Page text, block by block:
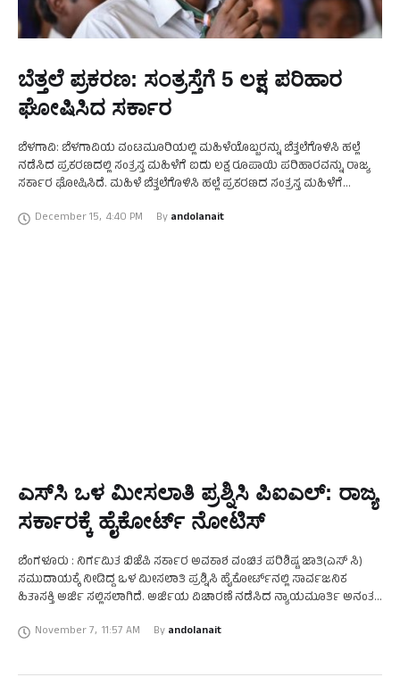
ಬೆತ್ತಲೆ ಪ್ರಕರಣ: ಸಂತ್ರಸ್ತೆಗೆ 5 ಲಕ್ಷ ಪರಿಹಾರ
ಘೋಷಿಸಿದ ಸರ್ಕಾರ
ಬೆಳಗಾವಿ: ಬೆಳಗಾವಿಯ ವಂಟಮೂರಿಯಲ್ಲಿ ಮಹಿಳೆಯೊಬ್ಬರನ್ನು ಬೆತ್ತಲೆಗೊಳಿಸಿ ಹಲ್ಲೆ
ನಡೆಸಿದ ಪ್ರಕರಣದಲ್ಲಿ ಸಂತ್ರಸ್ತ ಮಹಿಳೆಗೆ ಐದು ಲಕ್ಷ ರೂಪಾಯಿ ಪರಿಹಾರವನ್ನು ರಾಜ್ಯ
ಸರ್ಕಾರ ಘೋಷಿಸಿದೆ. ಮಹಿಳೆ ಬೆತ್ತಲೆಗೊಳಿಸಿ ಹಲ್ಲೆ ಪ್ರಕರಣದ ಸಂತ್ರಸ್ತ ಮಹಿಳೆಗೆ
December 15, 4:40 PM By andolanait
ಎಸ್‌ಸಿ ಒಳ ಮೀಸಲಾತಿ ಪ್ರಶ್ನಿಸಿ ಪಿಐಎಲ್: ರಾಜ್ಯ
ಸರ್ಕಾರಕ್ಕೆ ಹೈಕೋರ್ಟ್‌ ನೋಟಿಸ್
ಬೆಂಗಳೂರು : ನಿರ್ಗಮಿತ ಬಿಜೆಪಿ ಸರ್ಕಾರ ಅವಕಾಶ ವಂಚಿತ ಪರಿಶಿಷ್ಟ ಜಾತಿ(ಎಸ್ ಸಿ)
ಸಮುದಾಯಕ್ಕೆ ನೀಡಿದ್ದ ಒಳ ಮೀಸಲಾತಿ ಪ್ರಶ್ನಿಸಿ ಹೈಕೋರ್ಟ್‌ನಲ್ಲಿ ಸಾರ್ವಜನಿಕ
ಹಿತಾಸಕ್ತಿ ಅರ್ಜಿ ಸಲ್ಲಿಸಲಾಗಿದೆ. ಅರ್ಜಿಯ ವಿಚಾರಣೆ ನಡೆಸಿದ ನ್ಯಾಯಮೂರ್ತಿ ಅನಂತ
November 7, 11:57 AM By andolanait